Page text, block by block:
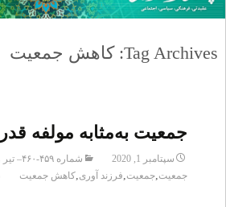
Tag Archives: کاهش جمعیت
جمعیت به‌مثابه مولفه
سپتامبر 1, 2020 شماره ۴۵۹-۴۶۰– تیر و مرداد ۹۹
جمعیت,جمعیت,فرزند آوری,کاهش جمعیت